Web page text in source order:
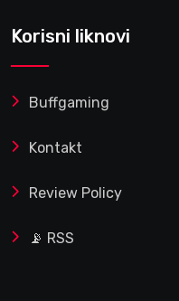
Korisni liknovi
Buffgaming
Kontakt
Review Policy
📡 RSS